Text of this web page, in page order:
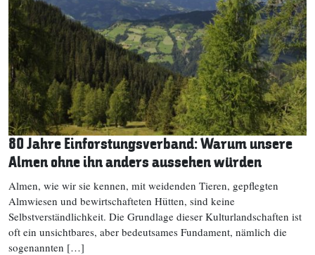
80 Jahre Einforstungsverband: Warum unsere
Almen ohne ihn anders aussehen würden
Almen, wie wir sie kennen, mit weidenden Tieren, gepflegten
Almwiesen und bewirtschafteten Hütten, sind keine
Selbstverständlichkeit. Die Grundlage dieser Kulturlandschaften ist
oft ein unsichtbares, aber bedeutsames Fundament, nämlich die
sogenannten […]